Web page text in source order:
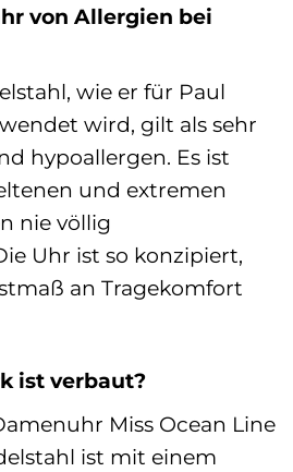
von Allergien bei
wie er für Paul
wird, gilt als sehr
hypoallergen. Es ist
und extremen
nie völlig
Uhr ist so konzipiert,
an Tragekomfort
ist verbaut?
Miss Ocean Line
ist mit einem